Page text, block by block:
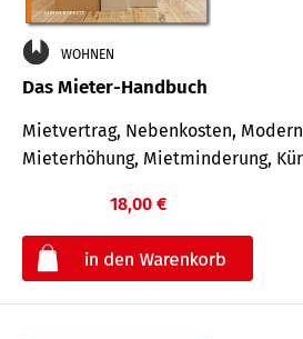
WOHNEN
Das Mieter-Handbuch
Mietvertrag, Nebenkosten,
Mieterhöhung, Mietminderung,
18,00 €